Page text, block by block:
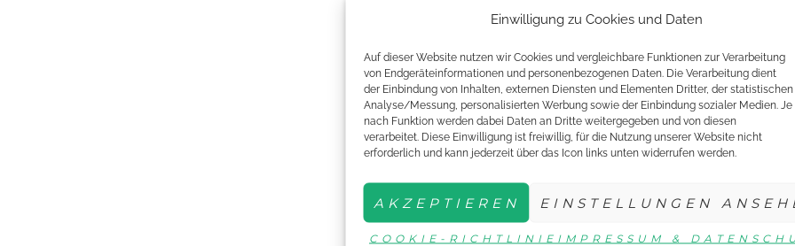
Einwilligung zu Cookies und Daten
Auf dieser Website nutzen wir Cookies und vergleichbare Funktionen zur Verarbeitung
von Endgeräteinformationen und personenbezogenen Daten. Die Verarbeitung dient
der Einbindung von Inhalten, externen Diensten und Elementen Dritter, der statistischen
Analyse/Messung, personalisierten Werbung sowie der Einbindung sozialer Medien. Je
nach Funktion werden dabei Daten an Dritte weitergegeben und von diesen
verarbeitet. Diese Einwilligung ist freiwillig, für die Nutzung unserer Website nicht
erforderlich und kann jederzeit über das Icon links unten widerrufen werden.
AKZEPTIEREN EINSTELLUNGEN
COOKIE-RICHTLINIE IMPRESSUM &